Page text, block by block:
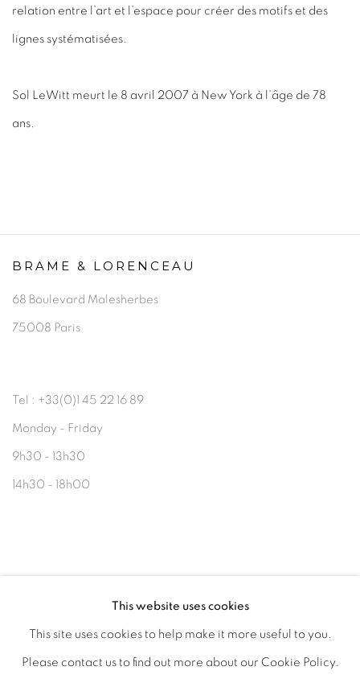
relation entre l’art et l’espace pour créer des motifs et des
lignes systématisées.
Sol LeWitt meurt le 8 avril 2007 à New York à l’âge de 78
ans.
BRAME & LORENCEAU
68 Boulevard Malesherbes
75008 Paris
Tel : +33(0)1 45 22 16 89
Monday - Friday
9h30 - 13h30
14h30 - 18h00
contact@bramelorenceau.comThis website uses cookies
This site uses cookies to help make it more useful to you.
Please contact us to find out more about our Cookie Policy.